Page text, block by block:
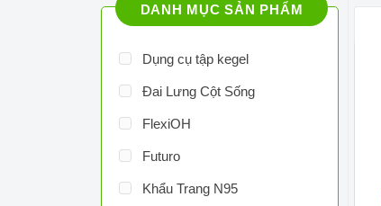
DANH MỤC SẢN PHẨM
Dụng cụ tập kegel
Đai Lưng Cột Sống
FlexiOH
Futuro
Khẩu Trang N95